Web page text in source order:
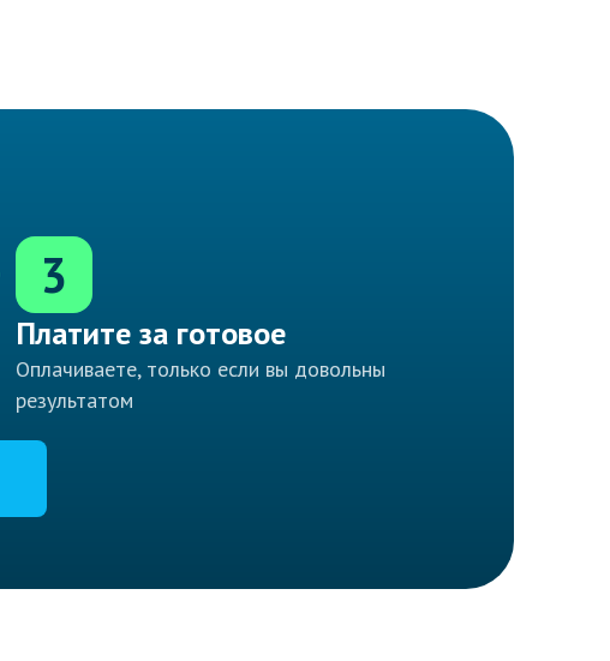
3
Платите за готовое
Оплачиваете, только если вы довольны
результатом